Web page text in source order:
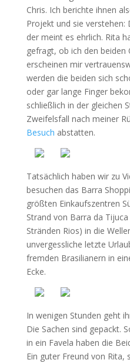
Chris. Ich berichte ihnen
Projekt und sie verstehen:
der meint es ehrlich. Rita
gefragt, ob ich den beiden
erscheinen mir
werden die beiden sich
oder gar lange Finger
schließlich in der gleichen
Zweifelsfall nach meiner
Besuch abstatten.
Tatsächlich haben wir zu
besuchen das Barra
größten Einkaufszentren
Strand von Barra da
Stränden Rios) in die
unvergessliche letzte
fremden Brasilianern in
Ecke.
In wenigen Stunden geht
Die Sachen sind gepackt.
in ein Favela haben die
Ein guter Freund von